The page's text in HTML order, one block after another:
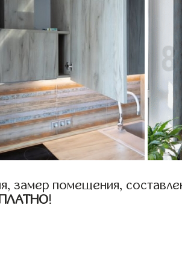
замер помещения,
!